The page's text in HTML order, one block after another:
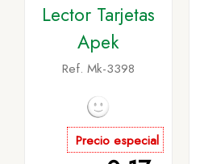
Lector Tarjetas
Apek
Ref. Mk-3398
Precio especial